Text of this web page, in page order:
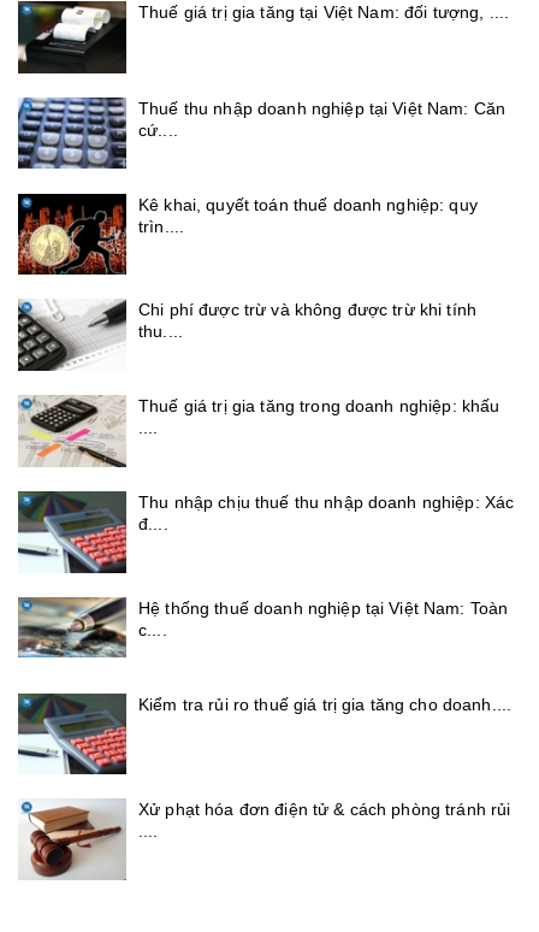
Thuế giá trị gia tăng tại Việt Nam: đối tượng, ....
Thuế thu nhập doanh nghiệp tại Việt Nam: Căn
cứ....
Kê khai, quyết toán thuế doanh nghiệp: quy
trìn....
Chi phí được trừ và không được trừ khi tính
thu....
Thuế giá trị gia tăng trong doanh nghiệp: khấu
....
Thu nhập chịu thuế thu nhập doanh nghiệp: Xác
đ....
Hệ thống thuế doanh nghiệp tại Việt Nam: Toàn
c....
Kiểm tra rủi ro thuế giá trị gia tăng cho doanh....
Xử phạt hóa đơn điện tử & cách phòng tránh rủi
....